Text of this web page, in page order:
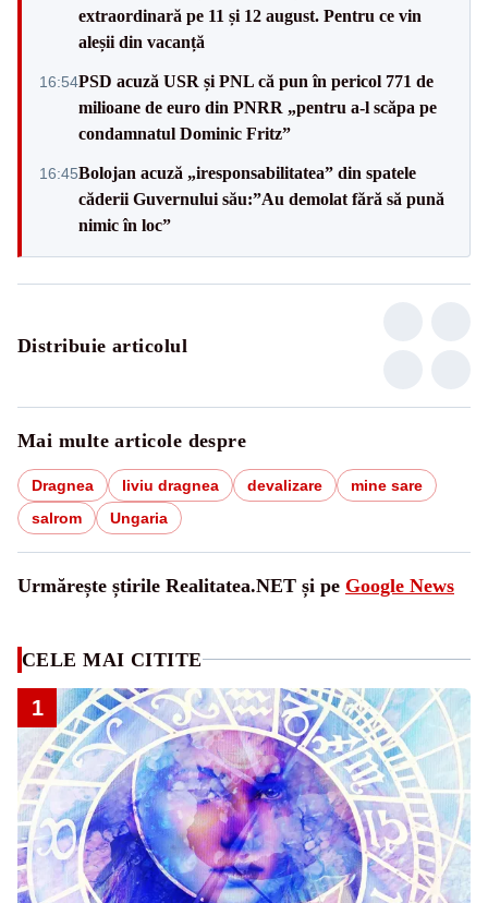
extraordinară pe 11 și 12 august. Pentru ce vin
aleșii din vacanță
16:54PSD acuză USR și PNL că pun în pericol 771 de
milioane de euro din PNRR „pentru a-l scăpa pe
condamnatul Dominic Fritz”
16:45Bolojan acuză „iresponsabilitatea” din spatele
căderii Guvernului său:”Au demolat fără să pună
nimic în loc”
Distribuie articolul
Mai multe articole despre
Dragnea liviu dragnea devalizare
mine sare
salrom
Ungaria
Urmărește știrile Realitatea.NET și pe Google News
CELE MAI CITITE
1